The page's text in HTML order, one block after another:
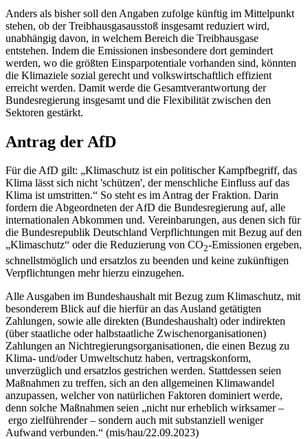
Anders als bisher soll den Angaben zufolge künftig im Mittelpunkt
stehen, ob der Treibhausgasausstoß insgesamt reduziert wird,
unabhängig davon, in welchem Bereich die Treibhausgase
entstehen. Indem die Emissionen insbesondere dort gemindert
werden, wo die größten Einsparpotentiale vorhanden sind, könnten
die Klimaziele sozial gerecht und volkswirtschaftlich effizient
erreicht werden. Damit werde die Gesamtverantwortung der
Bundesregierung insgesamt und die Flexibilität zwischen den
Sektoren gestärkt.
Antrag der AfD
Für die AfD gilt: „Klimaschutz ist ein politischer Kampfbegriff, das
Klima lässt sich nicht 'schützen', der menschliche Einfluss auf das
Klima ist umstritten.“ So steht es im Antrag der Fraktion. Darin
fordern die Abgeordneten der AfD die Bundesregierung auf, alle
internationalen Abkommen und. Vereinbarungen, aus denen sich für
die Bundesrepublik Deutschland Verpflichtungen mit Bezug auf den
„Klimaschutz“ oder die Reduzierung von CO2-Emissionen ergeben,
schnellstmöglich und ersatzlos zu beenden und keine zukünftigen
Verpflichtungen mehr hierzu einzugehen.
Alle Ausgaben im Bundeshaushalt mit Bezug zum Klimaschutz, mit
besonderem Blick auf die hierfür an das Ausland getätigten
Zahlungen, sowie alle direkten (Bundeshaushalt) oder indirekten
(über staatliche oder halbstaatliche Zwischenorganisationen)
Zahlungen an Nichtregierungsorganisationen, die einen Bezug zu
Klima- und/oder Umweltschutz haben, vertragskonform,
unverzüglich und ersatzlos gestrichen werden. Stattdessen seien
Maßnahmen zu treffen, sich an den allgemeinen Klimawandel
anzupassen, welcher von natürlichen Faktoren dominiert werde,
denn solche Maßnahmen seien „nicht nur erheblich wirksamer –
ergo zielführender – sondern auch mit substanziell weniger
Aufwand verbunden.“ (mis/hau/22.09.2023)